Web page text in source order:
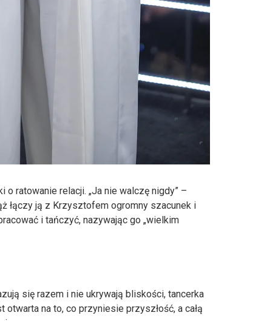
o ratowanie relacji. „Ja nie walczę nigdy” –
łączy ją z Krzysztofem ogromny szacunek i
i tańczyć, nazywając go „wielkim
się razem i nie ukrywają bliskości, tancerka
na to, co przyniesie przyszłość, a całą